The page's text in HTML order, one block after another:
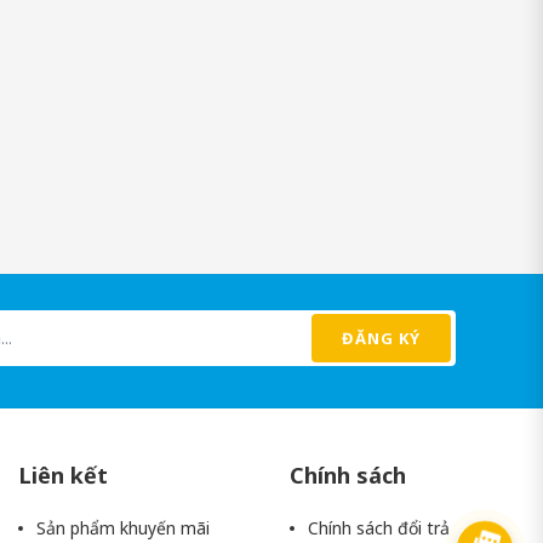
ĐĂNG KÝ
Liên kết
Sản phẩm khuyến mãi
Chính sách
Chính sách đổi trả